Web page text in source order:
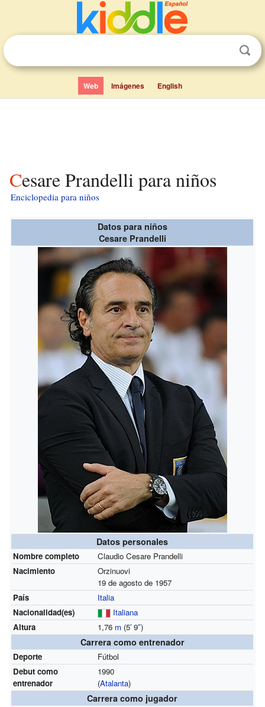
Web Imágenes English
Cesare Prandelli para niños
Enciclopedia para niños
Datos para niños
Cesare Prandelli
Datos personales
Nombre completo
Claudio Cesare Prandelli
Nacimiento
Orzinuovi
19 de agosto de 1957
País
Italia
Nacionalidad(es)
Italiana
Altura
1,76 m (5′9″)
Carrera como entrenador
Deporte
Fútbol
Debut como
entrenador
1990
(Atalanta)
Carrera como jugador